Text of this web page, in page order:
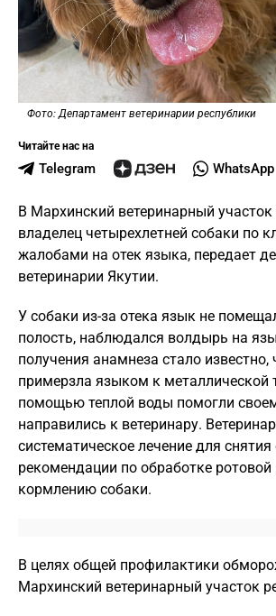
Фото: Департамент ветеринарии республики
Читайте нас на
Telegram WhatsApp
В Мархинский ветеринарный участок
владелец четырехлетней собаки по
жалобами на отек языка, передает
ветеринарии Якутии.
У собаки из-за отека язык не
полость, наблюдался волдырь на
получения анамнеза стало известно,
примерзла языком к металлической
помощью теплой воды помогли
направились к ветеринару.
систематическое лечение для снятия
рекомендации по обработке ротовой
кормлению собаки.
В целях общей профилактики
Мархинский ветеринарный участок